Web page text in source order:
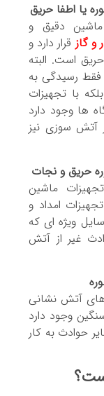
یا اطفا حریق
دقیق و
گازقرار دارد و
است. البته
رسیدگی به
با تجهیزات
ها وجود دارد
آتش سوزی نیز
حریق و نجات
ماشین
امداد و
ویژه ای که
غیر از آتش
آتش نشانی
وجود دارد
حوادث به کار